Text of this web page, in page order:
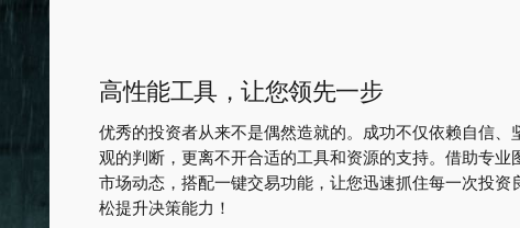
高性能工具，让您领先一步
优秀的投资者从来不是偶然造就的。成功不仅依赖自信、
观的判断，更离不开合适的工具和资源的支持。借助专业
市场动态，搭配一键交易功能，让您迅速抓住每一次投资
松提升决策能力！